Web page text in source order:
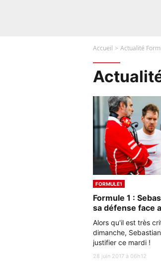
Accueil Actualité
FORMULE1
Formule 1 :
sa défense face
Alors qu'il est très
dimanche,
justifier ce mardi !
28 juin 2017 à 06h12